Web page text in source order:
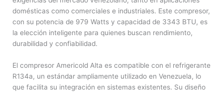
domésticas como comerciales e industriales. Este compresor,
con su potencia de 979 Watts y capacidad de 3343 BTU, es
la elección inteligente para quienes buscan rendimiento,
durabilidad y confiabilidad.
El compresor Americold Alta es compatible con el refrigerante
R134a, un estándar ampliamente utilizado en Venezuela, lo
que facilita su integración en sistemas existentes. Su diseño